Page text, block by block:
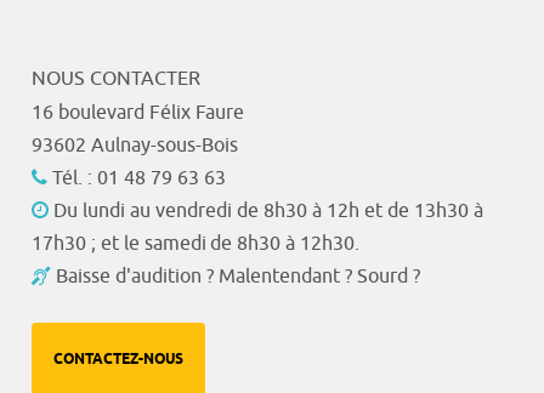
NOUS CONTACTER
16 boulevard Félix Faure
93602 Aulnay-sous-Bois
Tél. : 01 48 79 63 63
Du lundi au vendredi de 8h30 à 12h et de 13h30 à
17h30 ; et le samedi de 8h30 à 12h30.
Baisse d'audition ? Malentendant ? Sourd ?
CONTACTEZ-NOUS